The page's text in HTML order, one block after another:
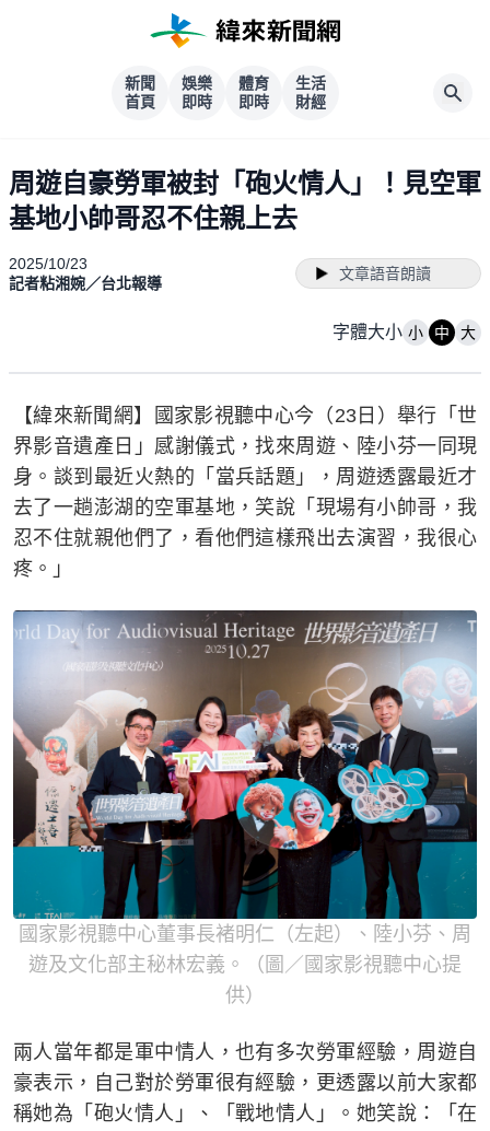
新聞
首頁
娛樂
即時
體育
即時
生活
財經
周遊自豪勞軍被封「砲火情人」！見空軍
基地小帥哥忍不住親上去
2025/10/23
記者粘湘婉／台北報導
文章語音朗讀
字體大小 小 中 大
【緯來新聞網】國家影視聽中心今（23日）舉行「世
界影音遺產日」感謝儀式，找來周遊、陸小芬一同現
身。談到最近火熱的「當兵話題」，周遊透露最近才
去了一趟澎湖的空軍基地，笑說「現場有小帥哥，我
忍不住就親他們了，看他們這樣飛出去演習，我很心
疼。」
國家影視聽中心董事長褚明仁（左起）、陸小芬、周
遊及文化部主秘林宏義。（圖／國家影視聽中心提
供）
兩人當年都是軍中情人，也有多次勞軍經驗，周遊自
豪表示，自己對於勞軍很有經驗，更透露以前大家都
稱她為「砲火情人」、「戰地情人」。她笑說：「在